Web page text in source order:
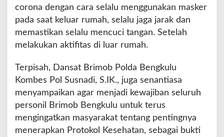
corona dengan cara selalu menggunakan masker
pada saat keluar rumah, selalu jaga jarak dan
memastikan selalu mencuci tangan. Setelah
melakukan aktifitas di luar rumah.
Terpisah, Dansat Brimob Polda Bengkulu
Kombes Pol Susnadi, S.IK., juga senantiasa
menyampaikan agar menjadi kewajiban seluruh
personil Brimob Bengkulu untuk terus
mengingatkan masyarakat tentang pentingnya
menerapkan Protokol Kesehatan, sebagai bukti